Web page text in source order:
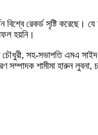
রেকর্ড সৃষ্টি করেছে।
হয়নি।
চৌধুরী, সহ-সভাপতি এমএ
শামীমা হারুন লুবনা,